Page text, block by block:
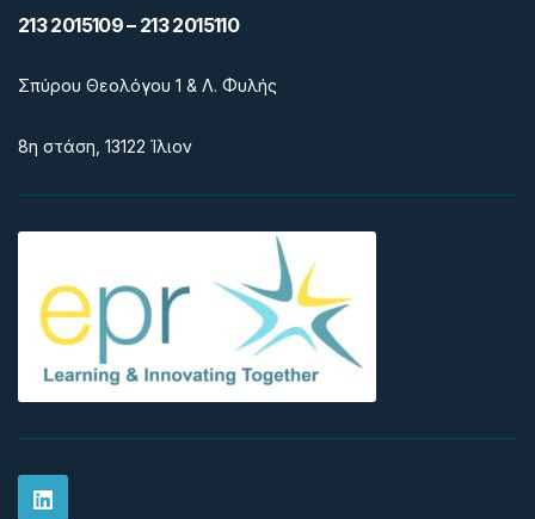
213 2015109 – 213 2015110
Σπύρου Θεολόγου 1 & Λ. Φυλής
8η στάση, 13122 Ίλιον